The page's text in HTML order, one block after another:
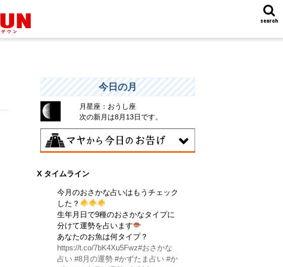
search
今日の月
月星座：おうし座
次の新月は8月13日です。
曖昧な気持ちで人と付き合うことはタブー
とされる日。出会いは貴重な共有の時間。
行動はあなたの大切な時間です。
X タイムライン
今月のおさかな占いはもうチェック
した？
生年月日で9種のおさかなタイプに
分けて運勢を占います
あなたのお魚は何タイプ？
https://t.co/7bK4Xu5Fwz#おさかな
占い #8月の運勢 #かずたま占い #か